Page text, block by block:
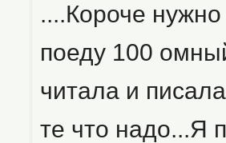
....Короче
поеду 100
читала и
те что надо...Я